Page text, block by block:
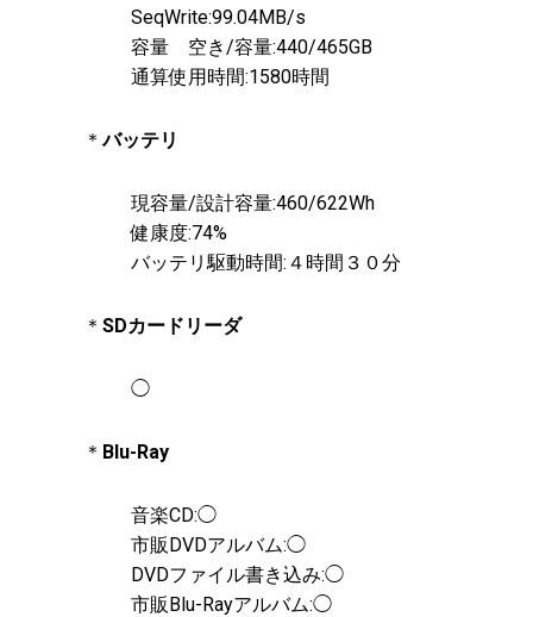
SeqWrite:99.04MB/s
容量 空き/容量:440/465GB
通算使用時間:1580時間
＊バッテリ
現容量/設計容量:460/622Wh
健康度:74%
バッテリ駆動時間:４時間３０分
＊ SDカードリーダ
◯
＊ Blu-Ray
音楽CD:◯
市販DVDアルバム:◯
DVDファイル書き込み:◯
市販Blu-Rayアルバム:◯